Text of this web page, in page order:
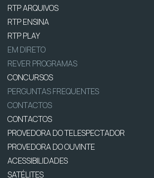
RTP ARQUIVOS
RTP ENSINA
RTP PLAY
EM DIRETO
REVER PROGRAMAS
CONCURSOS
PERGUNTAS FREQUENTES
CONTACTOS
CONTACTOS
PROVEDORA DO TELESPECTADOR
PROVEDORA DO OUVINTE
ACESSIBILIDADES
SATÉLITES